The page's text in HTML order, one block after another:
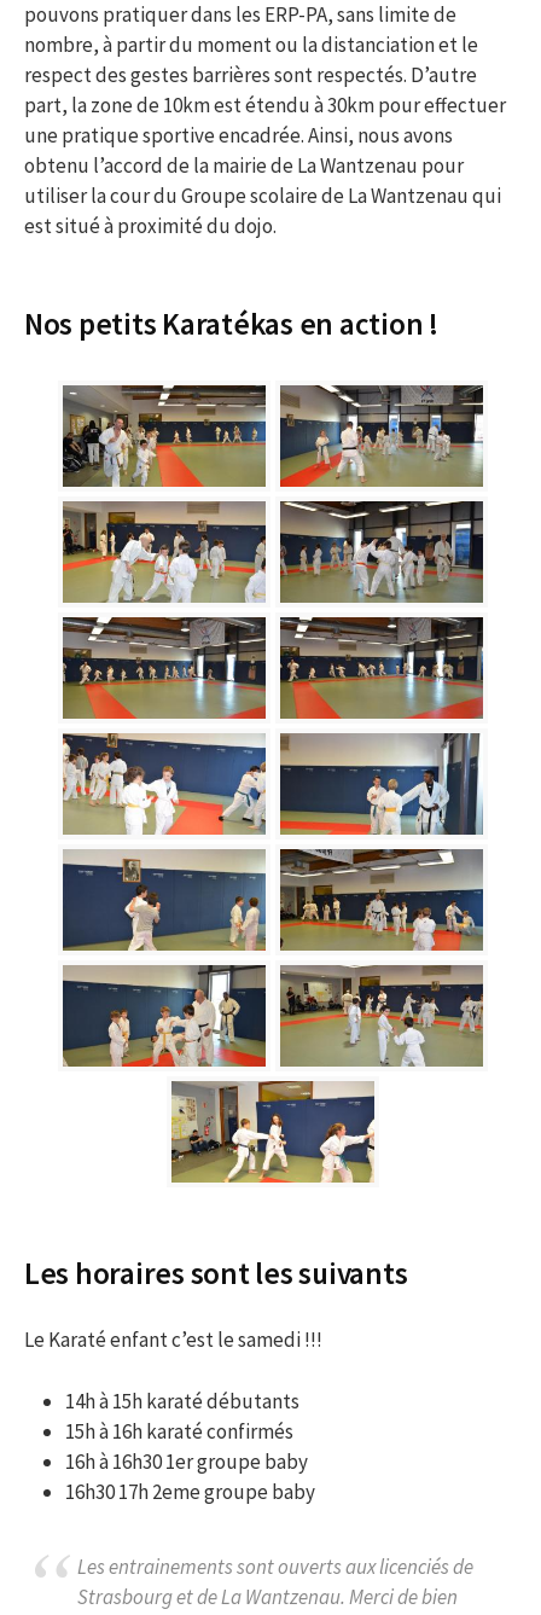
pouvons pratiquer dans les ERP-PA, sans limite de
nombre, à partir du moment ou la distanciation et le
respect des gestes barrières sont respectés. D’autre
part, la zone de 10km est étendu à 30km pour effectuer
une pratique sportive encadrée. Ainsi, nous avons
obtenu l’accord de la mairie de La Wantzenau pour
utiliser la cour du Groupe scolaire de La Wantzenau qui
est situé à proximité du dojo.
Nos petits Karatékas en action !
Les horaires sont les suivants
Le Karaté enfant c’est le samedi !!!
14h à 15h karaté débutants
15h à 16h karaté confirmés
16h à 16h30 1er groupe baby
16h30 17h 2eme groupe baby
Les entrainements sont ouverts aux licenciés de
Strasbourg et de La Wantzenau. Merci de bien